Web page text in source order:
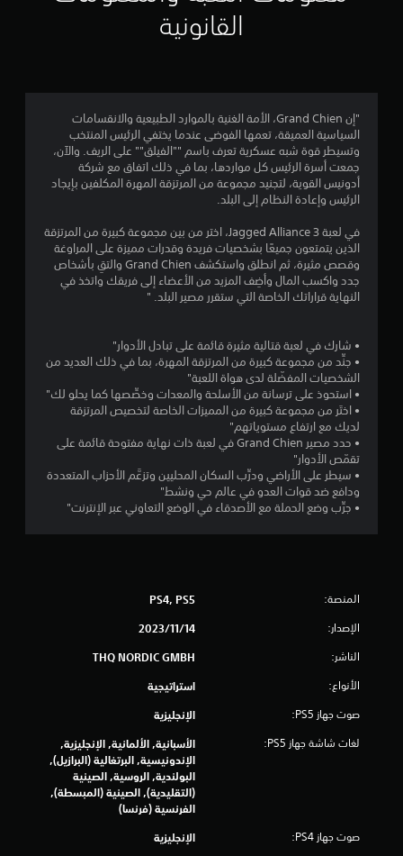
3
1
ن
و
م
5
ن
ج
و
م
ل
ي
القانونية
"إن Grand Chien، الأمة الغنية بالموارد الطبيعية والانقسامات
السياسية العميقة، تعمها الفوضى عندما يختفي الرئيس المنتخب
وتسيطر قوة شبه عسكرية تعرف باسم ""الفيلق"" على الريف. والآن،
جمعت أسرة الرئيس كل مواردها، بما في ذلك اتفاق مع شركة
أدونيس القوية، لتجنيد مجموعة من المرتزقة المهرة المكلفين بإيجاد
الرئيس وإعادة النظام إلى البلد.
في لعبة Jagged Alliance 3، اختر من بين مجموعة كبيرة من المرتزقة
الذين يتمتعون جميعًا بشخصيات فريدة وقدرات مميزة على المراوغة
وقصص مثيرة، ثم انطلق واستكشف Grand Chien والتقِ بأشخاص
جدد واكسب المال وأضِف المزيد من الأعضاء إلى فريقك واتخذ في
النهاية قراراتك الخاصة التي ستقرر مصير البلد. "
• شارك في لعبة قتالية مثيرة قائمة على تبادل الأدوار"
• جنِّد من مجموعة كبيرة من المرتزقة المهرة، بما في ذلك العديد من
الشخصيات المفضّلة لدى هواة اللعبة"
• استحوذ على ترسانة من الأسلحة والمعدات وخصِّصها كما يحلو لك"
• اختَر من مجموعة كبيرة من المميزات الخاصة لتخصيص المرتزقة
لديك مع ارتفاع مستوياتهم"
• حدد مصير Grand Chien في لعبة ذات نهاية مفتوحة قائمة على
تقمّص الأدوار"
• سيطر على الأراضي ودرِّب السكان المحليين وتزعَّم الأحزاب المتعددة
ودافع ضد قوات العدو في عالم حي ونشط"
• جرِّب وضع الحملة مع الأصدقاء في الوضع التعاوني عبر الإنترنت"
المنصة: PS4, PS5
الإصدار: 14‏/11‏/2023
الناشر: THQ NORDIC GMBH
الأنواع: استراتيجية
صوت جهاز PS5: الإنجليزية
لغات شاشة جهاز PS5:
الأسبانية, الألمانية, الإنجليزية,
الإندونيسية, البرتغالية (البرازيل),
البولندية, الروسية, الصينية
(التقليدية), الصينية (المبسطة),
الفرنسية (فرنسا)
صوت جهاز PS4: الإنجليزية